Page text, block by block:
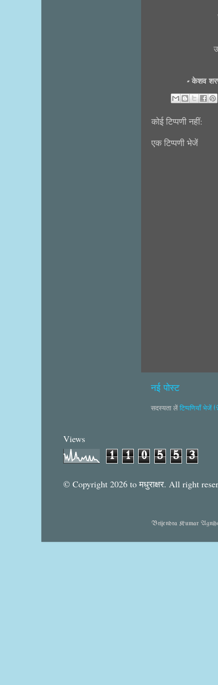
- केशव
कोई टिप्पणी नहीं:
एक टिप्पणी भेजें
नई पोस्ट
सदस्यता लें टिप्पणियाँ भेजें
Views
1 1 0 5 5 3
© Copyright 2026 to मधुराक्षर. All right
Brijendra Kumar